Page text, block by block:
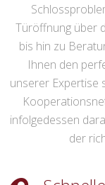
Türöffnung über
bis hin zu
Ihnen den
unserer Expertise
infolgedessen
der